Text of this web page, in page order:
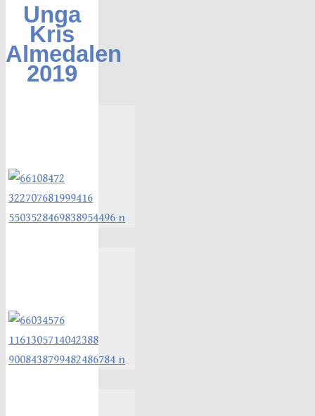
Unga
Kris
Almedalen
2019